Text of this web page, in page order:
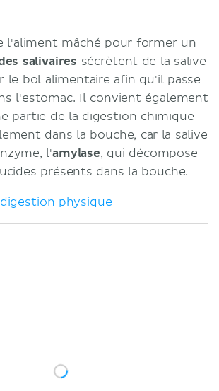
l'aliment mâché pour former un
salivaires sécrètent de la salive
le bol alimentaire afin qu'il passe
l'estomac. Il convient également
partie de la digestion chimique
dans la bouche, car la salive
l'amylase, qui décompose
présents dans la bouche.
physique